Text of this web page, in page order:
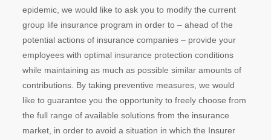
epidemic, we would like to ask you to modify the current
group life insurance program in order to – ahead of the
potential actions of insurance companies – provide your
employees with optimal insurance protection conditions
while maintaining as much as possible similar amounts of
contributions. By taking preventive measures, we would
like to guarantee you the opportunity to freely choose from
the full range of available solutions from the insurance
market, in order to avoid a situation in which the Insurer